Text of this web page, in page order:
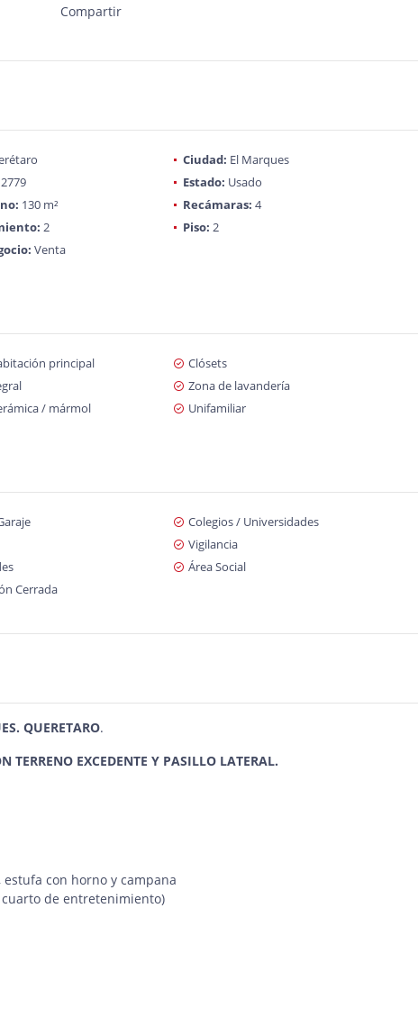
Compartir
Ciudad: El Marques
Estado: Usado
130 m² Recámaras: 4
2 Piso: 2
Venta
principal
Clósets
Zona de lavandería
/ mármol Unifamiliar
Colegios / Universidades
Vigilancia
Área Social
Cerrada
QUERETARO.
TERRENO EXCEDENTE Y PASILLO LATERAL.
con horno y campana
de entretenimiento)